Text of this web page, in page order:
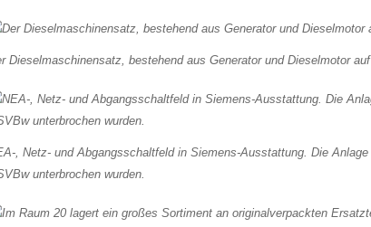
Dieselmaschinensatz, bestehend aus Generator und Dieselmotor
, Netz- und Abgangsschaltfeld in Siemens-Ausstattung. Die
unterbrochen wurden.